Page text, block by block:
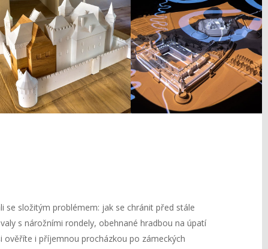
se složitým problémem: jak se chránit před stále
s nárožními rondely, obehnané hradbou na úpatí
ověříte i příjemnou procházkou po zámeckých